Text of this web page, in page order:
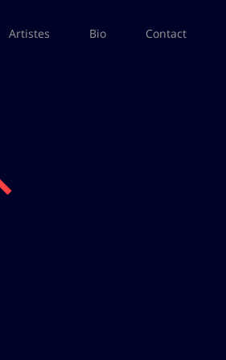
Artistes Bio Contact